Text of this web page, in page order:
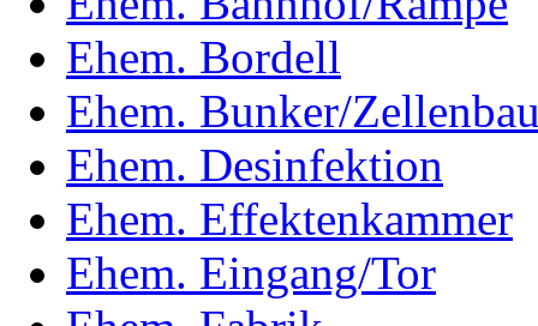
Ehem. Bordell
Ehem. Bunker/
Ehem. Desinfektion
Ehem. Effektenkammer
Ehem. Eingang/Tor